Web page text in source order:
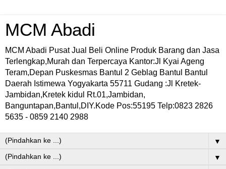
MCM Abadi
MCM Abadi Pusat Jual Beli Online Produk Barang dan Jasa
Terlengkap,Murah dan Terpercaya Kantor:Jl Kyai Ageng
Teram,Depan Puskesmas Bantul 2 Geblag Bantul Bantul
Daerah Istimewa Yogyakarta 55711 Gudang :Jl Kretek-
Jambidan,Kretek kidul Rt.01,Jambidan,
Banguntapan,Bantul,DIY.Kode Pos:55195 Telp:0823 2826
5635 - 0859 2140 2988
▼
▼